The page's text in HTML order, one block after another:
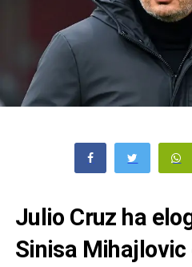
Julio Cruz ha
Sinisa Mihajlovic